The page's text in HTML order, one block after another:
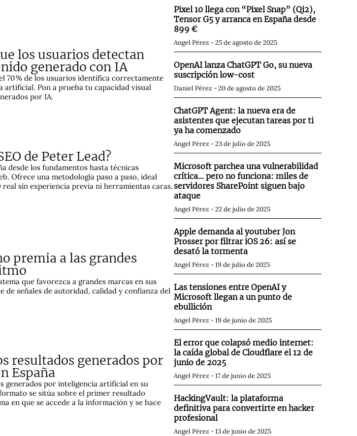
los usuarios detectan
generado con IA
70 % de los usuarios identifica correctamente
artificial. Pon a prueba tu capacidad visual
por IA.
de Peter Lead?
desde los fundamentos hasta técnicas
Ofrece una metodología paso a paso, ideal
sin experiencia previa ni herramientas caras.
premia a las grandes
que favorezca a grandes marcas en sus
de señales de autoridad, calidad y confianza del
resultados generados por
España
generados por inteligencia artificial en su
se sitúa sobre el primer resultado
en que se accede a la información y se hace
Pixel 10 llega con “Pixel Snap” (Qi2),
Tensor G5 y arranca en España desde
899 €
Angel Pérez 25 de agosto de 2025
OpenAI lanza ChatGPT Go, su nueva
suscripción low-cost
Daniel Pérez 20 de agosto de 2025
ChatGPT Agent: la nueva era de
asistentes que ejecutan tareas por ti
ya ha comenzado
Angel Pérez 23 de julio de 2025
Microsoft parchea una vulnerabilidad
crítica… pero no funciona: miles de
servidores SharePoint siguen bajo
ataque
Angel Pérez 22 de julio de 2025
Apple demanda al youtuber Jon
Prosser por filtrar iOS 26: así se
desató la tormenta
Angel Pérez 19 de julio de 2025
Las tensiones entre OpenAI y
Microsoft llegan a un punto de
ebullición
Angel Pérez 19 de junio de 2025
El error que colapsó medio internet:
la caída global de Cloudflare el 12 de
junio de 2025
Angel Pérez 17 de junio de 2025
HackingVault: la plataforma
definitiva para convertirte en hacker
profesional
Angel Pérez 13 de junio de 2025